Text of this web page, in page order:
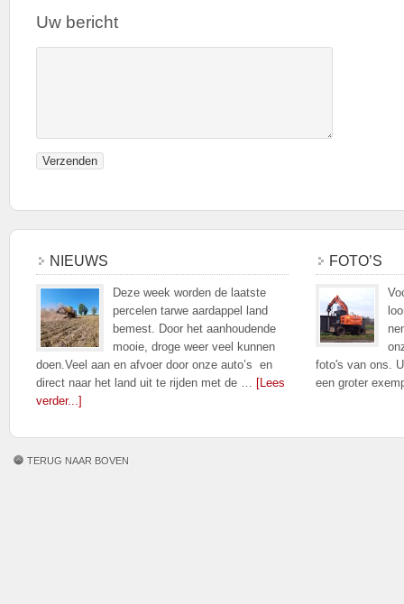
Uw bericht
NIEUWS
Deze week worden de laatste
percelen tarwe aardappel land
bemest. Door het aanhoudende
mooie, droge weer veel kunnen
doen.Veel aan en afvoer door onze auto’s en
direct naar het land uit te rijden met de … [Lees
verder...]
FOTO’S
foto's van ons.
een groter
TERUG NAAR BOVEN